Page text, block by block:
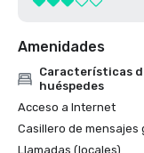
Amenidades
Características
huéspedes
Acceso a Internet
Casillero de mensajes
Llamadas (locales)